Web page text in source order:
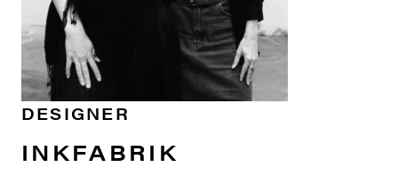
DESIGNER
INKFABRIK